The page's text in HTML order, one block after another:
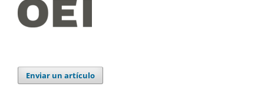
Enviar un artículo